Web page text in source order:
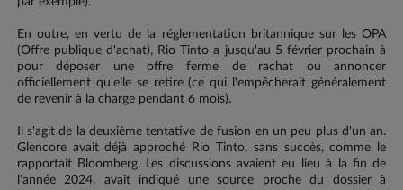
En outre, en vertu de la réglementation britannique sur les OPA
(Offre publique d'achat), Rio Tinto a jusqu'au 5 février prochain à
pour déposer une offre ferme de rachat ou annoncer
officiellement qu'elle se retire (ce qui l'empêcherait généralement
de revenir à la charge pendant 6 mois).
Il s'agit de la deuxième tentative de fusion en un peu plus d'un an.
Glencore avait déjà approché Rio Tinto, sans succès, comme le
rapportait Bloomberg. Les discussions avaient eu lieu à la fin de
l'année 2024, avait indiqué une source proche du dossier à